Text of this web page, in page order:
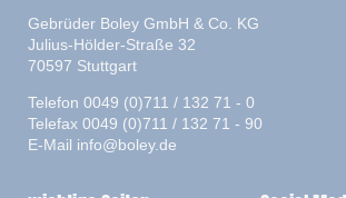
Gebrüder Boley GmbH & Co. KG
Julius-Hölder-Straße 32
70597 Stuttgart
Telefon 0049 (0)711 / 132 71 - 0
Telefax 0049 (0)711 / 132 71 - 90
E-Mail info@boley.de